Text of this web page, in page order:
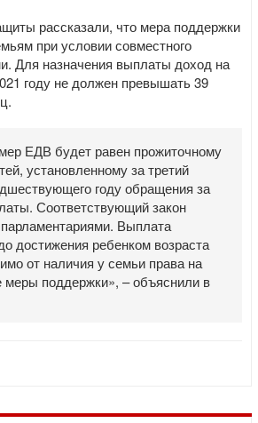
рассказали, что мера поддержки
при условии совместного
Для назначения выплаты доход на
году не должен превышать 39
ЕДВ будет равен прожиточному
установленному за третий
году обращения за
Соответствующий закон
Выплата
достижения ребенком возраста
от наличия у семьи права на
поддержки», – объяснили в